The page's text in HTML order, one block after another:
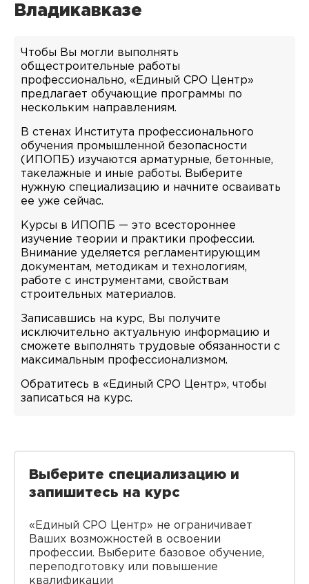
Владикавказе
Чтобы Вы могли выполнять
общестроительные работы
профессионально, «Единый СРО Центр»
предлагает обучающие программы по
нескольким направлениям.
В стенах Института профессионального
обучения промышленной безопасности
(ИПОПБ) изучаются арматурные, бетонные,
такелажные и иные работы. Выберите
нужную специализацию и начните осваивать
ее уже сейчас.
Курсы в ИПОПБ — это всестороннее
изучение теории и практики профессии.
Внимание уделяется регламентирующим
документам, методикам и технологиям,
работе с инструментами, свойствам
строительных материалов.
Записавшись на курс, Вы получите
исключительно актуальную информацию и
сможете выполнять трудовые обязанности с
максимальным профессионализмом.
Обратитесь в «Единый СРО Центр», чтобы
записаться на курс.
Выберите специализацию и
запишитесь на курс
«Единый СРО Центр» не ограничивает
Ваших возможностей в освоении
профессии. Выберите базовое обучение,
переподготовку или повышение
квалификации